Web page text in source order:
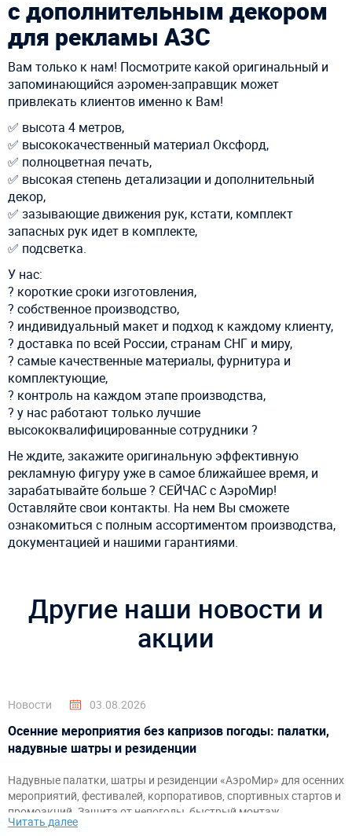
с дополнительным декором
для рекламы АЗС
Вам только к нам! Посмотрите какой оригинальный и
запоминающийся аэромен-заправщик может
привлекать клиентов именно к Вам! ⠀
✅ высота 4 метров,
✅ высококачественный материал Оксфорд,
✅ полноцветная печать,
✅ высокая степень детализации и дополнительный
декор,
✅ зазывающие движения рук, кстати, ️комплект
запасных рук идет в комплекте,
✅ подсветка.
У нас:
? короткие сроки изготовления,
? собственное производство,
? индивидуальный макет и подход к каждому клиенту,
? доставка по всей России, странам СНГ и миру,
? самые качественные материалы, фурнитура и
комплектующие,
? контроль на каждом этапе производства,
? у нас работают только лучшие
высококвалифицированные сотрудники ?
Не ждите, закажите оригинальную эффективную
рекламную фигуру уже в самое ближайшее время, и
зарабатывайте больше ? СЕЙЧАС с АэроМир!
Оставляйте свои контакты. На нем Вы сможете
ознакомиться с полным ассортиментом производства,
документацией и нашими гарантиями.
Другие наши новости и
акции
Новости 03.08.2026
Осенние мероприятия без капризов погоды: палатки,
надувные шатры и резиденции
Надувные палатки, шатры и резиденции «АэроМир» для осенних
мероприятий, фестивалей, корпоративов, спортивных стартов и
промоакций. Защита от непогоды, быстрый монтаж,
брендирование и комфортное пространство для гостей и
Читать далее